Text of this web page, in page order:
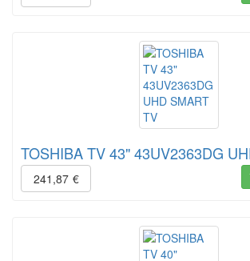
TOSHIBA TV 43" 43UV2363DG
241,87 €